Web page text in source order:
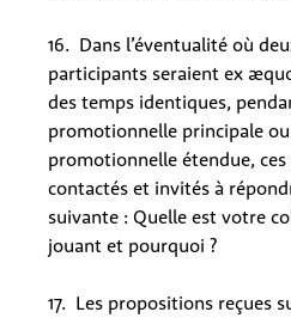
16. Dans l’éventualité où
participants seraient ex
des temps identiques,
promotionnelle principale
promotionnelle étendue,
contactés et invités à
suivante : Quelle est votre
jouant et pourquoi ?
17. Les propositions reçues